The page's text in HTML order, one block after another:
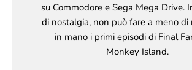
su Commodore e Sega Mega Drive.
di nostalgia, non può fare a meno di
in mano i primi episodi di Final
Monkey Island.